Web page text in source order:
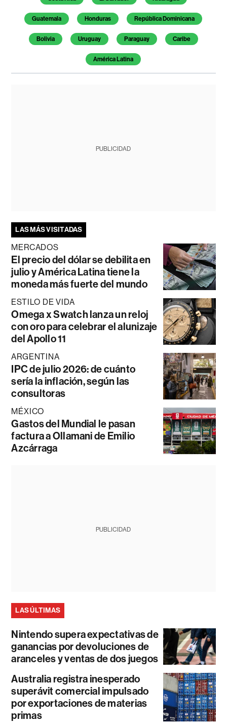
Guatemala Honduras República Dominicana
Bolivia Uruguay Paraguay Caribe
América Latina
PUBLICIDAD
LAS MÁS VISITADAS
MERCADOS
El precio del dólar se debilita en
julio y América Latina tiene la
moneda más fuerte del mundo
ESTILO DE VIDA
Omega x Swatch lanza un reloj
con oro para celebrar el alunizaje
del Apollo 11
ARGENTINA
IPC de julio 2026: de cuánto
sería la inflación, según las
consultoras
MÉXICO
Gastos del Mundial le pasan
factura a Ollamani de Emilio
Azcárraga
PUBLICIDAD
LAS ÚLTIMAS
Nintendo supera expectativas de
ganancias por devoluciones de
aranceles y ventas de dos juegos
Australia registra inesperado
superávit comercial impulsado
por exportaciones de materias
primas